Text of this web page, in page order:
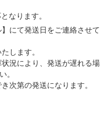
なります。
にて発送日をご連絡させて
します。
況により、発送が遅れる場
。
次第の発送になります。